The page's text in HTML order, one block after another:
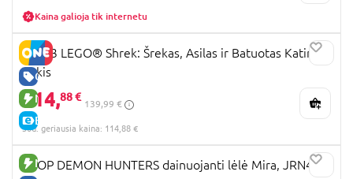
Kaina galioja tik internetu
GERA KAINA
NAUJA PREKĖ
E-KAINA
72423 LEGO® Shrek: Šrekas, Asilas ir Batuotas Katinas
Pūkis
114,88 €
139,99 €
30d. geriausia kaina: 114,88 €
NAUJA PREKĖ
KPOP DEMON HUNTERS dainuojanti lėlė Mira, JRN41